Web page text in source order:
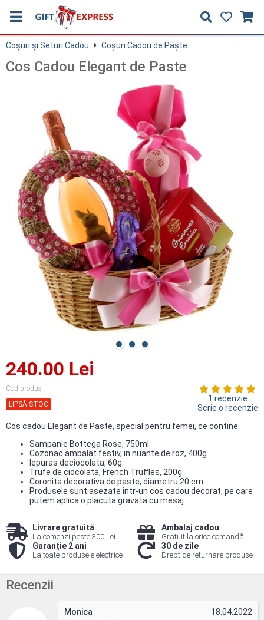
Coşuri și Seturi Cadou Coşuri Cadou de Paşte
Cos Cadou Elegant de Paste
240.00 Lei
Cod produs
LIPSĂ STOC
1 recenzie
Scrie o recenzie
Cos cadou Elegant de Paste, special pentru femei, ce contine:
Sampanie Bottega Rose, 750ml.
Cozonac ambalat festiv, in nuante de roz, 400g.
Iepuras deciocolata, 60g.
Trufe de ciocolata, French Truffles, 200g.
Coronita decorativa de paste, diametru 20 cm.
Produsele sunt asezate intr-un cos cadou decorat, pe care
putem aplica o placuta gravata cu mesaj.
Livrare gratuită
La comenzi peste 300 Lei
Ambalaj cadou
Gratuit la orice comandă
Garanție 2 ani
La toate produsele electrice
30 de zile
Drept de returnare produse
Recenzii
Monica 18.04.2022